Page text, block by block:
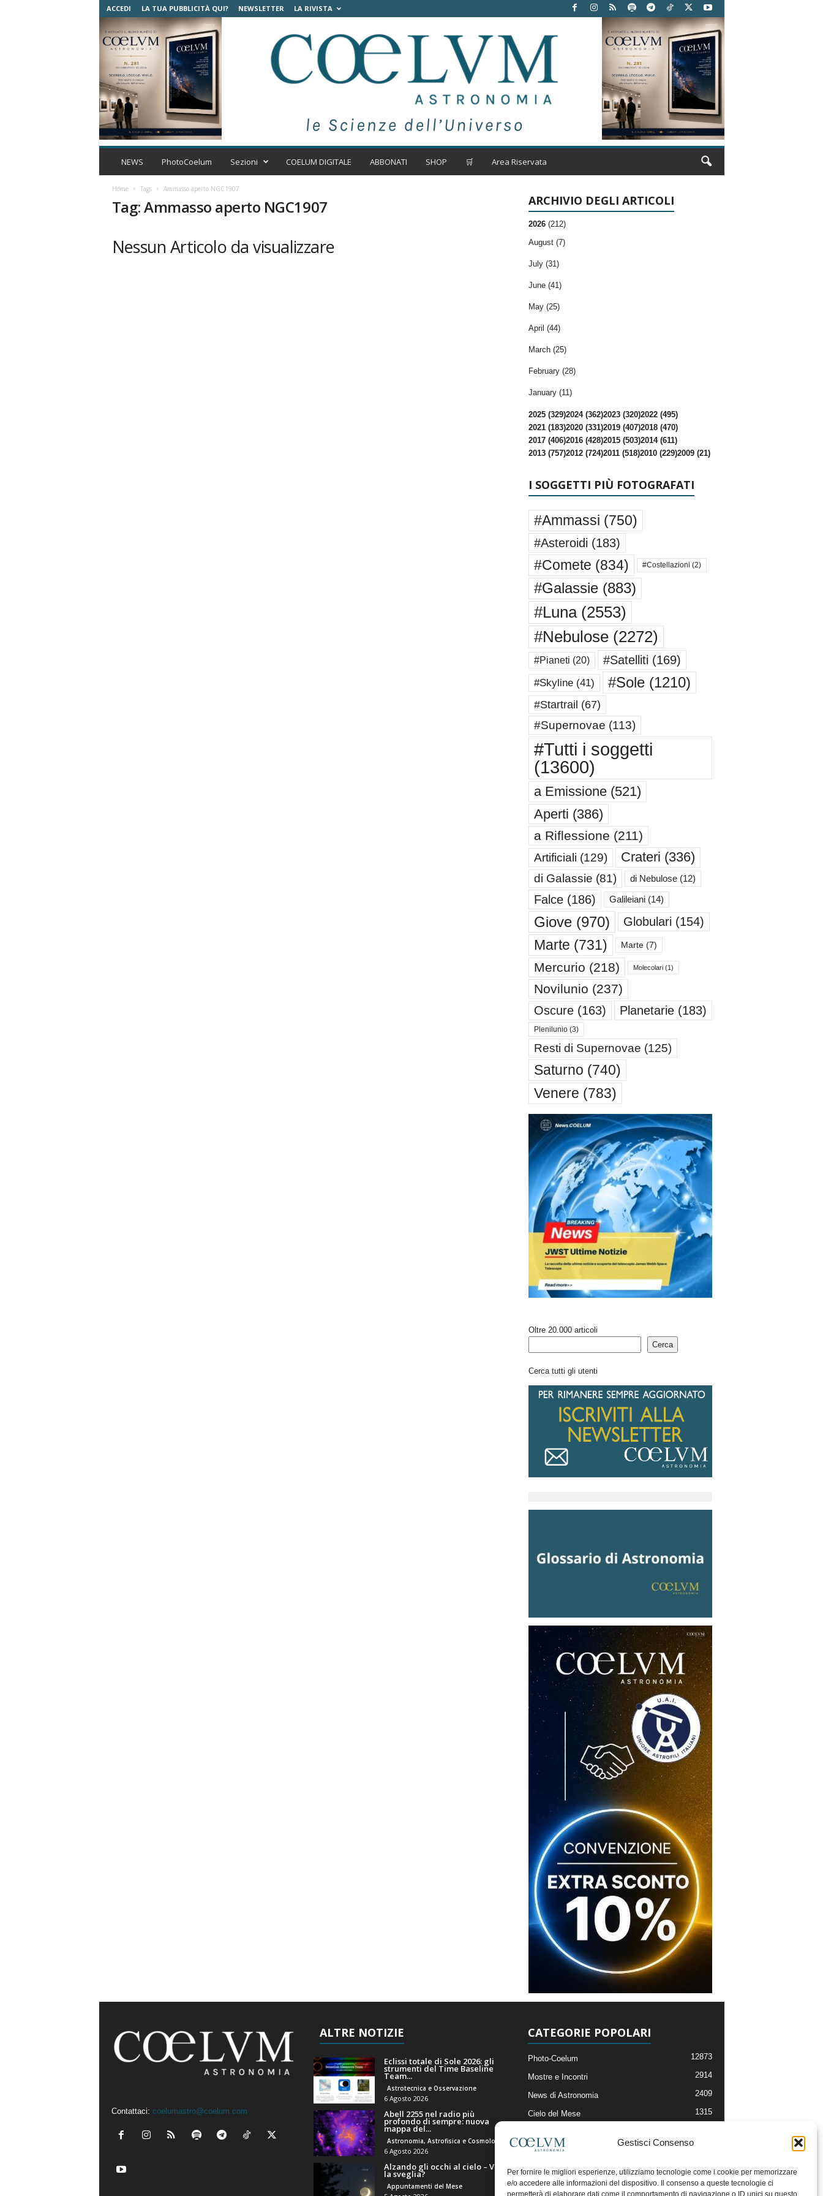
Gestisci Consenso
Per fornire le migliori esperienze, utilizziamo tecnologie come i cookie per memorizzare
e/o accedere alle informazioni del dispositivo. Il consenso a queste tecnologie ci
permetterà di elaborare dati come il comportamento di navigazione o ID unici su questo
ACCEDI LA TUA PUBBLICITÀ QUI? NEWSLETTER LA RIVISTA
C
l
m
t
NEWS PhotoCoelum Sezioni COELUM DIGITALE ABBONATI SHOP 🛒 Area Riservata
Home Tags Ammasso aperto NGC1907
Tag: Ammasso aperto NGC1907
Nessun Articolo da visualizzare
ARCHIVIO DEGLI ARTICOLI
2026 (212)
August (7)
July (31)
June (41)
May (25)
April (44)
March (25)
February (28)
January (11)
2025 (329)2024 (362)2023 (320)2022 (495)
2021 (183)2020 (331)2019 (407)2018 (470)
2017 (406)2016 (428)2015 (503)2014 (611)
2013 (757)2012 (724)2011 (518)2010 (229)2009 (21)
I SOGGETTI PIÙ FOTOGRAFATI
#Ammassi (750)
#Asteroidi (183)
#Comete (834) #Costellazioni (2)
#Galassie(883)
#Luna(2553)
#Nebulose(2272)
#Pianeti (20) #Satelliti (169)
#Skyline(41) #Sole(1210)
#Startrail (67)
#Supernovae (113)
#Tutti i soggetti
(13600)
a Emissione(521)
Aperti (386)
a Riflessione (211)
Artificiali (129) Crateri (336)
di Galassie (81) di Nebulose(12)
Falce(186) Galileiani(14)
Giove(970) Globulari (154)
Marte (731) Marte(7)
Mercurio (218) Molecolari(1)
Novilunio (237)
Oscure(163) Planetarie(183)
Plenilunio(3)
Resti di Supernovae (125)
Saturno (740)
Venere (783)
Oltre 20.000 articoli
Cerca
Cerca tutti gli utenti
Contattaci: coelumastro@coelum.com
ALTRE NOTIZIE
Eclissi totale di Sole 2026: gli
strumenti del Time Baseline
Team...
Astrotecnica e Osservazione
6 Agosto 2026
Abell 2255 nel radio più
profondo di sempre: nuova
mappa del...
Astronomia, Astrofisica e Cosmologia
6 Agosto 2026
Alzando gli occhi al cielo – Vale
la sveglia?
Appuntamenti del Mese
CATEGORIE POPOLARI
Photo-Coelum 12873
Mostre e Incontri 2914
News di Astronomia 2409
Cielo del Mese 1315
Articoli e Risorse On-Line
Il Blog della Redazione